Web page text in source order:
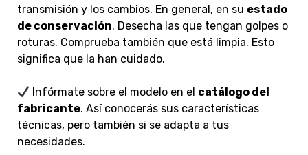
transmisión y los cambios. En general, en su estado
de conservación. Desecha las que tengan golpes o
roturas. Comprueba también que está limpia. Esto
significa que la han cuidado.
Infórmate sobre el modelo en el catálogo del
fabricante. Así conocerás sus características
técnicas, pero también si se adapta a tus
necesidades.